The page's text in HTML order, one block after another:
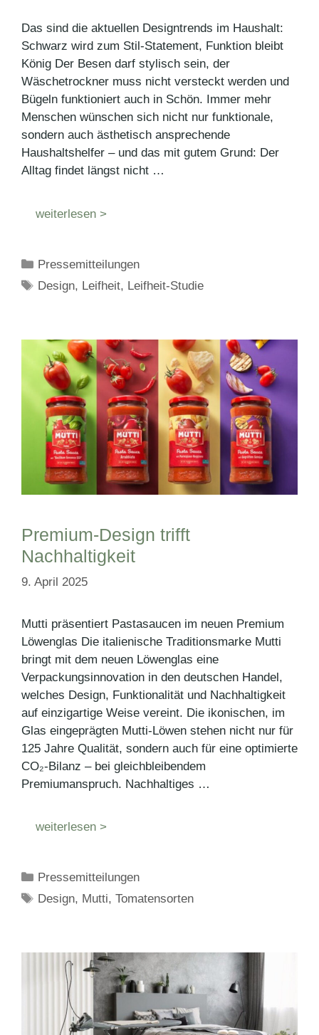
Das sind die aktuellen Designtrends im Haushalt:
Schwarz wird zum Stil-Statement, Funktion bleibt
König Der Besen darf stylisch sein, der
Wäschetrockner muss nicht versteckt werden und
Bügeln funktioniert auch in Schön. Immer mehr
Menschen wünschen sich nicht nur funktionale,
sondern auch ästhetisch ansprechende
Haushaltshelfer – und das mit gutem Grund: Der
Alltag findet längst nicht …
weiterlesen >
Kategorien
Pressemitteilungen
Schlagwörter
Design, Leifheit, Leifheit-Studie
Premium-Design trifft
Nachhaltigkeit
9. April 2025
Mutti präsentiert Pastasaucen im neuen Premium
Löwenglas Die italienische Traditionsmarke Mutti
bringt mit dem neuen Löwenglas eine
Verpackungsinnovation in den deutschen Handel,
welches Design, Funktionalität und Nachhaltigkeit
auf einzigartige Weise vereint. Die ikonischen, im
Glas eingeprägten Mutti-Löwen stehen nicht nur für
125 Jahre Qualität, sondern auch für eine optimierte
CO₂-Bilanz – bei gleichbleibendem
Premiumanspruch. Nachhaltiges …
weiterlesen >
Kategorien
Pressemitteilungen
Schlagwörter
Design, Mutti,Tomatensorten